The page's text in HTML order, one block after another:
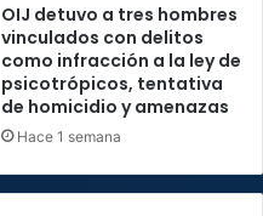
OIJ detuvo a tres hombres
vinculados con delitos
como infracción a la ley de
psicotrópicos, tentativa
de homicidio y amenazas
Hace 1 semana